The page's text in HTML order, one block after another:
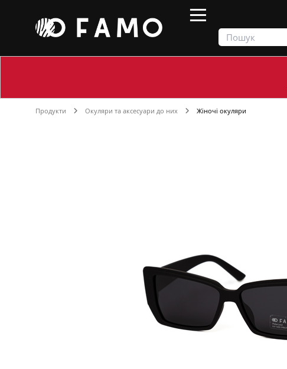
Продукти Окуляри та аксесуари до них Жіночі окуляри